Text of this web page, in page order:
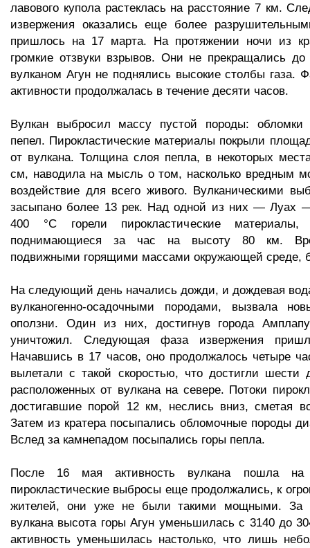
лавового купола растеклась на расстояние 7 км.
извержения оказались еще более
пришлось на 17 марта. На протяжении ночи из
громкие отзвуки взрывов. Они не прекращались
вулканом Агун не поднялись высокие столбы газа.
активности продолжалась в течение десяти часов.
Вулкан выбросил массу пустой породы: обломки
пепел. Пирокластические материалы покрыли
от вулкана. Толщина слоя пепла, в некоторых
см, наводила на мысль о том, насколько вредным
воздействие для всего живого. Вулканическими
засыпано более 13 рек. Над одной из них — Луах
400 °С горели пирокластические материалы,
поднимающиеся за час на высоту 80 км.
подвижными горящими массами окружающей среде,
На следующий день начались дожди, и дождевая
вулканогенно-осадочными породами, вызвала
оползни. Один из них, достигнув города
уничтожил. Следующая фаза извержения
Начавшись в 17 часов, оно продолжалось четыре
вылетали с такой скоростью, что достигли шести
расположенных от вулкана на севере. Потоки
достигавшие порой 12 км, неслись вниз, сметая
Затем из кратера посыпались обломочные породы
Вслед за камнепадом посыпались горы пепла.
После 16 мая активность вулкана пошла
пирокластические выбросы еще продолжались, к
жителей, они уже не были такими мощными. За
вулкана высота горы Агун уменьшилась с 3140 до
активность уменьшилась настолько, что лишь